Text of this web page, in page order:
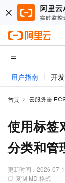
用户指南 开
首页 云服务器
使用标签
分类和管
更新时间： 2026-07-
复制 MD 格式